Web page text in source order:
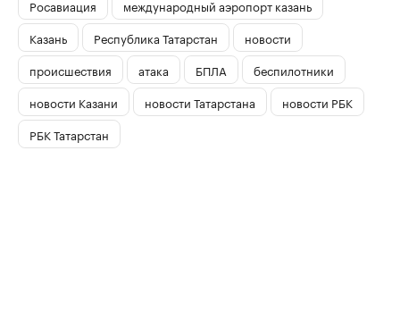
Росавиация
международный аэропорт казань
Казань
Республика Татарстан
новости
происшествия
атака БПЛА
беспилотники
новости Казани
новости Татарстана
новости РБК
РБК Татарстан